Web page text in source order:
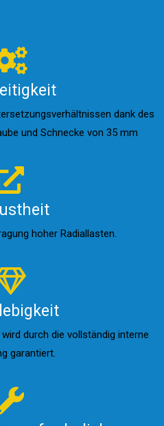
dank des
und Schnecke von 35 mm
hoher Radiallasten.
durch die vollständig interne
garantiert.